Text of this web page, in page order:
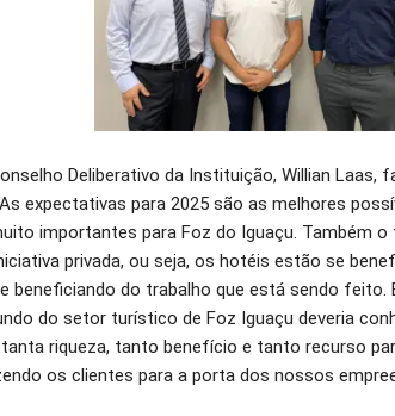
Deliberativo da Instituição, Willian Laas,
expectativas para 2025 são as melhores
importantes para Foz do Iguaçu. Também
privada, ou seja, os hotéis estão se
beneficiando do trabalho que está sendo feito.
do setor turístico de Foz Iguaçu deveria
riqueza, tanto benefício e tanto recurso
os clientes para a porta dos nossos